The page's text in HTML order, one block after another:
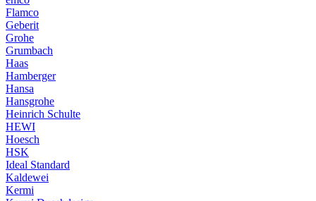
Flamco
Geberit
Grohe
Grumbach
Haas
Hamberger
Hansa
Hansgrohe
Heinrich Schulte
HEWI
Hoesch
HSK
Ideal Standard
Kaldewei
Kermi